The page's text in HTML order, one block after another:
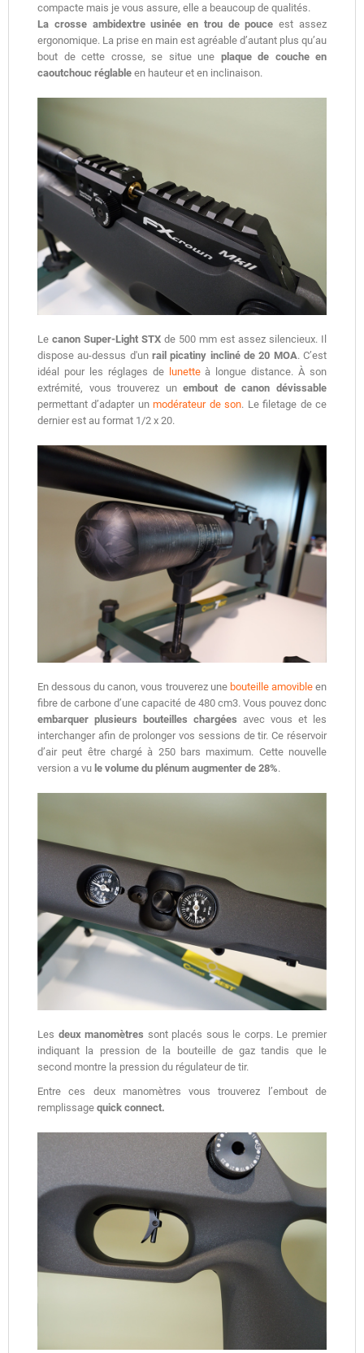
compacte mais je vous assure, elle a beaucoup de qualités.
La crosse ambidextre usinée en trou de pouce est assez
ergonomique. La prise en main est agréable d’autant plus qu’au
bout de cette crosse, se situe une plaque de couche en
caoutchouc réglable en hauteur et en inclinaison.
Le canon Super-Light STX de 500 mm est assez silencieux. Il
dispose au-dessus d'un rail picatiny incliné de 20 MOA. C’est
idéal pour les réglages de lunetteà longue distance. À son
extrémité, vous trouverez unembout de canon dévissable
permettant d’adapter unmodérateur de son. Le filetage de ce
dernier est au format 1/2 x 20.
En dessous du canon, vous trouverez une bouteille amovibleen
fibre de carbone d’une capacité de 480 cm3. Vous pouvez donc
embarquer plusieurs bouteilles chargées avec vous et les
interchanger afin de prolonger vos sessions de tir. Ce réservoir
d’air peut être chargé à 250 bars maximum. Cette nouvelle
version a vu le volume du plénum augmenter de 28%.
Les deux manomètres sont placés sous le corps. Le premier
indiquant la pression de la bouteille de gaz tandis que le
second montre la pression du régulateur de tir.
Entre ces deux manomètres vous trouverez l’embout de
remplissage quick connect.